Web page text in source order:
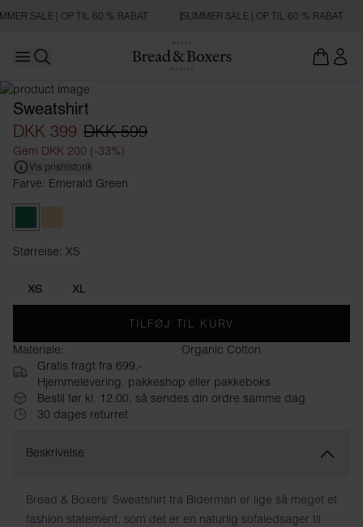
SALE | OP TIL 60 % RABAT SUMMER SALE | OP TIL 60 % RABAT
Open main menu
Sweatshirt
DKK 399 DKK 599
Gem DKK 200 (-33%)
Vis prishistorik
Farve: Emerald Green
Størrelse: XS
XS XL
TILFØJ TIL KURV
Materiale:
Organic Cotton
Gratis fragt fra 699,-
Hjemmelevering, pakkeshop eller pakkeboks
Bestil før kl. 12.00, så sendes din ordre samme dag
30 dages returret
Beskrivelse
Bread & Boxers’ Sweatshirt fra Biderman er lige så meget et
fashion statement, som det er en naturlig sofaledsager til